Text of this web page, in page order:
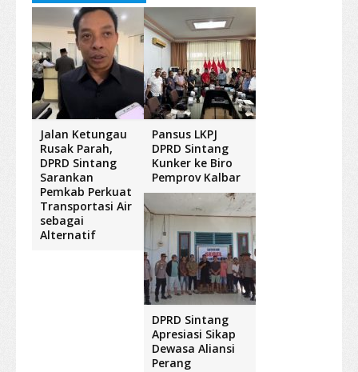
Jalan Ketungau
Rusak Parah,
DPRD Sintang
Sarankan
Pemkab Perkuat
Transportasi Air
sebagai
Alternatif
Pansus LKPJ
DPRD Sintang
Kunker ke Biro
Pemprov Kalbar
DPRD Sintang
Apresiasi Sikap
Dewasa Aliansi
Perang